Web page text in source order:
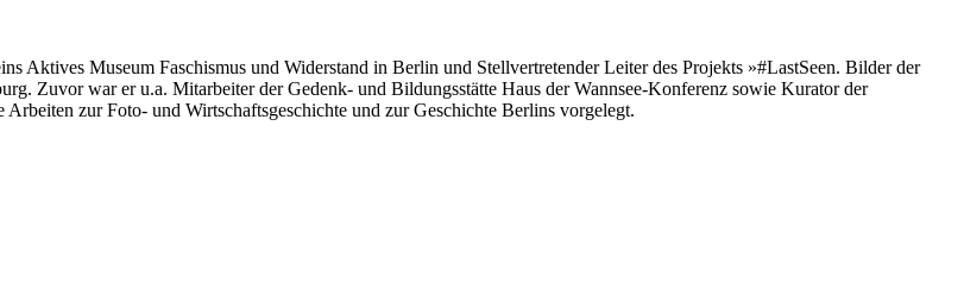
Aktives Museum Faschismus und Widerstand in Berlin und Stellvertretender Leiter des Projekts »#LastSeen. Bilder der
Zuvor war er u.a. Mitarbeiter der Gedenk- und Bildungsstätte Haus der Wannsee-Konferenz sowie Kurator der
zur Foto- und Wirtschaftsgeschichte und zur Geschichte Berlins vorgelegt.